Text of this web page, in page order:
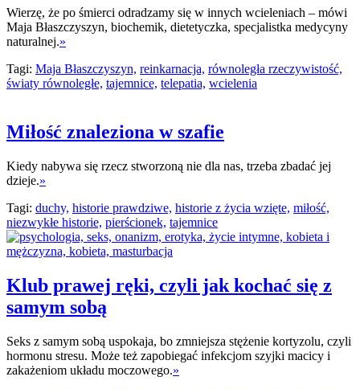
Wierzę, że po śmierci odradzamy się w innych wcieleniach – mówi
Maja Błaszczyszyn, biochemik, dietetyczka, specjalistka medycyny
naturalnej.»
Tagi: Maja Błaszczyszyn, reinkarnacja, równoległa rzeczywistość,
światy równoległe, tajemnice, telepatia, wcielenia
Miłość znaleziona w szafie
Kiedy nabywa się rzecz stworzoną nie dla nas, trzeba zbadać jej
dzieje.»
Tagi: duchy, historie prawdziwe, historie z życia wzięte, miłość,
niezwykłe historie, pierścionek, tajemnice
Klub prawej ręki, czyli jak kochać się z
samym sobą
Seks z samym sobą uspokaja, bo zmniejsza stężenie kortyzolu, czyli
hormonu stresu. Może też zapobiegać infekcjom szyjki macicy i
zakażeniom układu moczowego.»